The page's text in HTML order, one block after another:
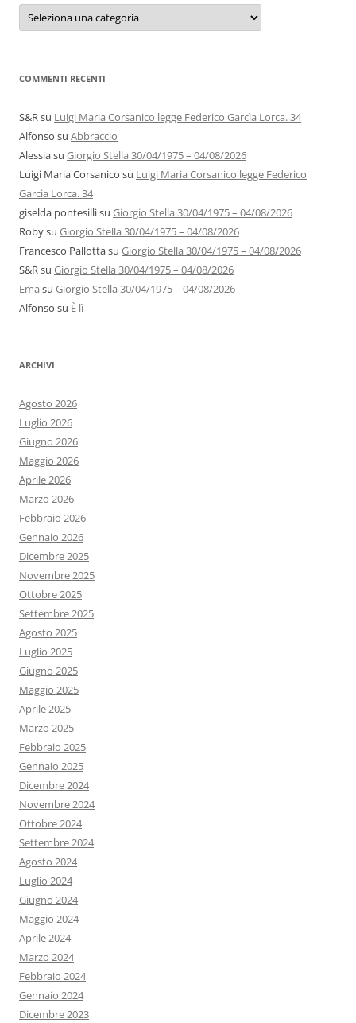
Categorie
autori
COMMENTI RECENTI
S&Rsu Luigi Maria Corsanico legge Federico Garcìa Lorca. 34
Alfonso su Abbraccio
Alessiasu Giorgio Stella 30/04/1975 – 04/08/2026
Luigi Maria Corsanico su Luigi Maria Corsanico legge Federico
Garcìa Lorca. 34
giselda pontesillisu Giorgio Stella 30/04/1975 – 04/08/2026
Robysu Giorgio Stella 30/04/1975 – 04/08/2026
Francesco Pallottasu Giorgio Stella 30/04/1975 – 04/08/2026
S&Rsu Giorgio Stella 30/04/1975 – 04/08/2026
Ema su Giorgio Stella 30/04/1975 – 04/08/2026
Alfonso su È lì
ARCHIVI
Agosto 2026
Luglio 2026
Giugno 2026
Maggio 2026
Aprile 2026
Marzo 2026
Febbraio 2026
Gennaio 2026
Dicembre 2025
Novembre 2025
Ottobre 2025
Settembre 2025
Agosto 2025
Luglio 2025
Giugno 2025
Maggio 2025
Aprile 2025
Marzo 2025
Febbraio 2025
Gennaio 2025
Dicembre 2024
Novembre 2024
Ottobre 2024
Settembre 2024
Agosto 2024
Luglio 2024
Giugno 2024
Maggio 2024
Aprile 2024
Marzo 2024
Febbraio 2024
Gennaio 2024
Dicembre 2023